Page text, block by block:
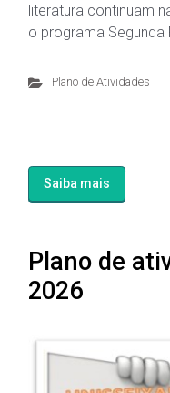
literatura continuam
o programa
Plano de Atividades
Saiba mais
Plano de
2026